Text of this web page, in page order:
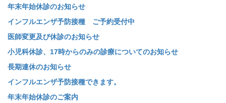
年末年始休診のお知らせ
インフルエンザ予防接種 ご予約受付中
医師変更及び休診のお知らせ
小児科休診、17時からのみの診療についてのお知らせ
長期連休のお知らせ
インフルエンザ予防接種できます。
年末年始休診のご案内